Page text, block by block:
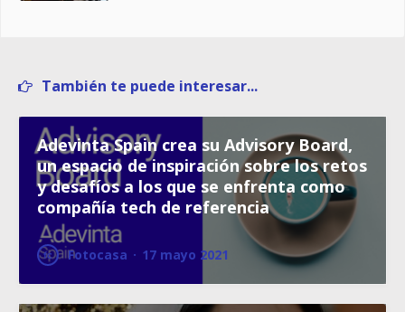
También te puede interesar...
Adevinta Spain crea su Advisory Board,
un espacio de inspiración sobre los retos
y desafíos a los que se enfrenta como
compañía tech de referencia
Fotocasa · 17 mayo 2021